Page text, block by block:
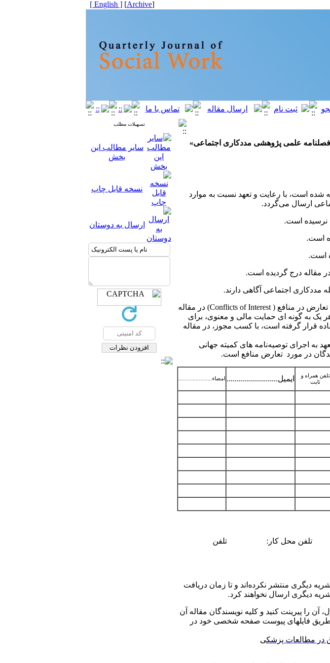
[
Archive
]
[ English ]
علمی پژوهشی مددکاری اجتماعی»
با رعایت و تعهد نسبت به موارد
ارسال می‌گردد.
.
.
.
.
.
Conflicts of Interest) در مقاله
و موسساتی هر یک به گونه ای حمایت مالی و معنوی، برای
قرار گرفته است، با کسب مجوز، در مقاله
به اجرای توصیه‌نامه های کمیته جهانی
در مورد تعارض منافع است.
تلفن همراه و
ثابت
ایمیل.......................... امضاء.......................
تلفن محل کار: تلفن
دیگری منتشر نکرده‌اند و تا زمان دریافت
دیگری ارسال نخواهند کرد.
را پیرینت کنید و کلیه نویسندگان مقاله آن
فایلهای پیوست صفحه شخصی خود در
در مطالعات پزشکی
تسهیلات مطلب
سایر مطالب این
بخش
نسخه قابل چاپ
ارسال به دوستان